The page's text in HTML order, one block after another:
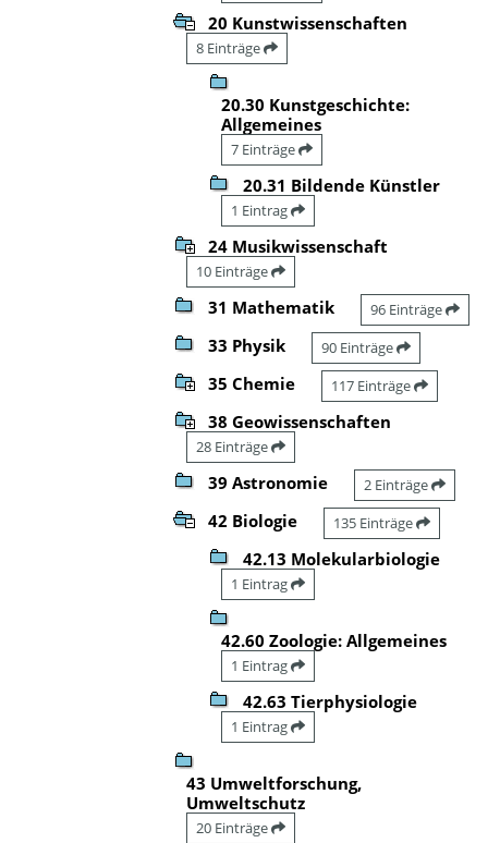
20 Kunstwissenschaften
8 Einträge
20.30 Kunstgeschichte:
Allgemeines
7 Einträge
20.31 Bildende Künstler
1 Eintrag
24 Musikwissenschaft
10 Einträge
31 Mathematik 96 Einträge
33 Physik 90 Einträge
35 Chemie 117 Einträge
38 Geowissenschaften
28 Einträge
39 Astronomie 2 Einträge
42 Biologie 135 Einträge
42.13 Molekularbiologie
1 Eintrag
42.60 Zoologie: Allgemeines
1 Eintrag
42.63 Tierphysiologie
1 Eintrag
43 Umweltforschung,
Umweltschutz
20 Einträge